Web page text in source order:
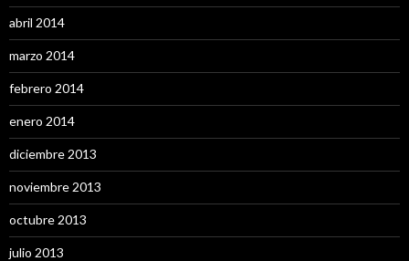
abril 2014
marzo 2014
febrero 2014
enero 2014
diciembre 2013
noviembre 2013
octubre 2013
julio 2013